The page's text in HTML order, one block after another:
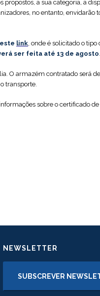
a sua categoria, a
no entanto, envidarão
link, onde é solicitado o tipo
ser feita até 13 de agosto.
O armazém contratado será
transporte.
sobre o certificado
NEWSLETTER
SUBSCREVER